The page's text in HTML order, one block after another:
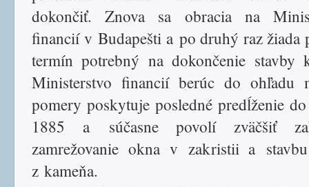
dokončiť. Znova sa obracia na
financií v Budapešti a po druhý raz žiada
termín potrebný na dokončenie stavby
Ministerstvo financií berúc do ohľadu
pomery poskytuje posledné predĺženie
1885 a súčasne povolí zväčšiť
zamrežovanie okna v zakristii a
z kameňa.